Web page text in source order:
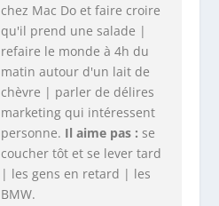
chez Mac Do et faire croire
qu'il prend une salade |
refaire le monde à 4h du
matin autour d'un lait de
chèvre | parler de délires
marketing qui intéressent
personne. Il aime pas :se
coucher tôt et se lever tard
| les gens en retard | les
BMW.